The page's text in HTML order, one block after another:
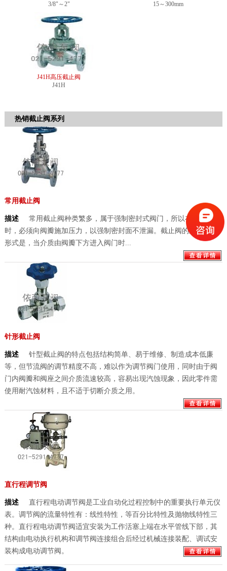
3/8"～2"
15～300mm
J41H高压截止阀
J41H
热销截止阀系列
常用截止阀
描述
常用截止阀种类繁多，属于强制密封式阀门，所以在阀门关闭
时，必须向阀瓣施加压力，以强制密封面不泄漏。截止阀的主要工作
形式是，当介质由阀瓣下方进入阀门时...
针形截止阀
描述
针型截止阀的特点包括结构简单、易于维修、制造成本低廉
等，但节流阀的调节精度不高，难以作为调节阀门使用，同时由于阀
门内阀瓣和阀座之间介质流速较高，容易出现汽蚀现象，因此零件需
使用耐汽蚀材料，且不适于切断介质之用。
直行程调节阀
描述
直行程电动调节阀是工业自动化过程控制中的重要执行单元仪
表。调节阀的流量特性有：线性特性，等百分比特性及抛物线特性三
种。直行程电动调节阀适宜安装为工作活塞上端在水平管线下部，其
结构由电动执行机构和调节阀连接组合后经过机械连接装配、调试安
装构成电动调节阀。